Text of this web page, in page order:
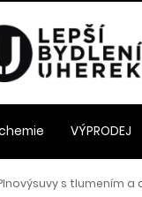
s tlumením a
VÝPRODEJ